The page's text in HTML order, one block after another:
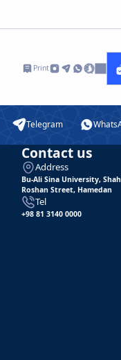
Print
Telegram
Contact us
Address
Bu-Ali Sina University,
Roshan Street, Hamedan
Tel
+98 81 3140 0000